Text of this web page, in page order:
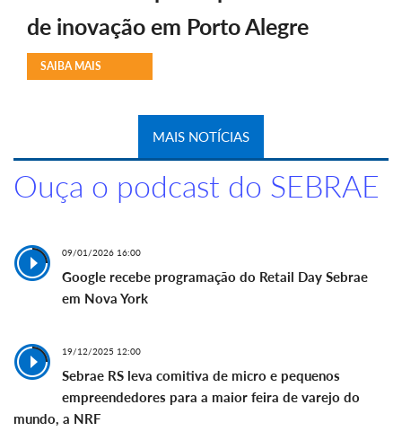
de inovação em Porto Alegre
SAIBA MAIS
MAIS NOTÍCIAS
Ouça o podcast do SEBRAE
09/01/2026 16:00
Google recebe programação do Retail Day Sebrae
em Nova York
19/12/2025 12:00
Sebrae RS leva comitiva de micro e pequenos
empreendedores para a maior feira de varejo do
mundo, a NRF